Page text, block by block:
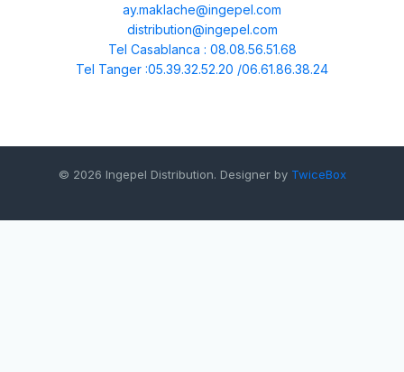
ay.maklache@ingepel.com
distribution@ingepel.com
Tel Casablanca : 08.08.56.51.68
Tel Tanger :05.39.32.52.20 /06.61.86.38.24
© 2026 Ingepel Distribution. Designer by TwiceBox